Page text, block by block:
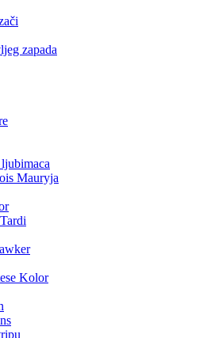
zapada
Mauryja
Kolor